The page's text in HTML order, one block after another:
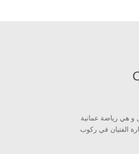
هي رياضة عمانية
الفتيان في ركوب